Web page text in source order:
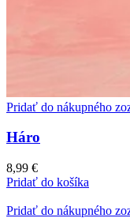
Pridať do nákupného
Háro
8,99 €
Pridať do košíka
Pridať do nákupného